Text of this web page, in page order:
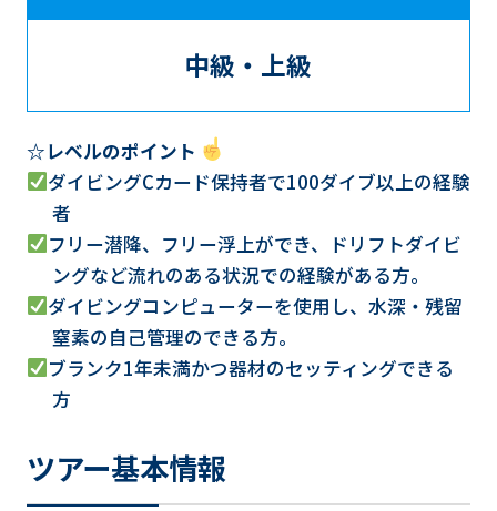
中級・上級
☆レベルのポイント
ダイビングCカード保持者で100ダイブ以上の経験
者
フリー潜降、フリー浮上ができ、ドリフトダイビ
ングなど流れのある状況での経験がある方。
ダイビングコンピューターを使用し、水深・残留
窒素の自己管理のできる方。
ブランク1年未満かつ器材のセッティングできる
方
ツアー基本情報